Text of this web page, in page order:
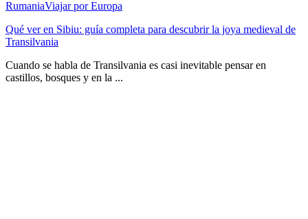
RumaniaViajar por Europa
Qué ver en Sibiu: guía completa para descubrir la joya medieval de
Transilvania
Cuando se habla de Transilvania es casi inevitable pensar en
castillos, bosques y en la ...